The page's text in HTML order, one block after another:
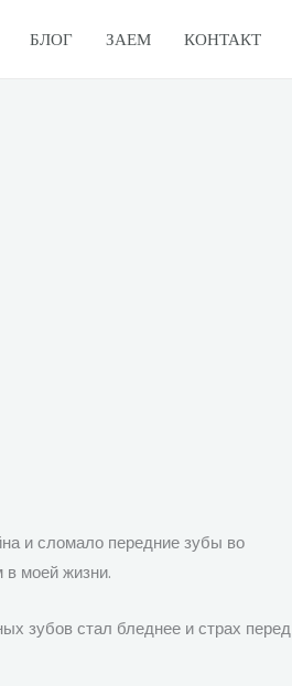
БЛОГ ЗАЕМ КОНТАКТ
и сломало передние зубы во
в моей жизни.
зубов стал бледнее и страх перед